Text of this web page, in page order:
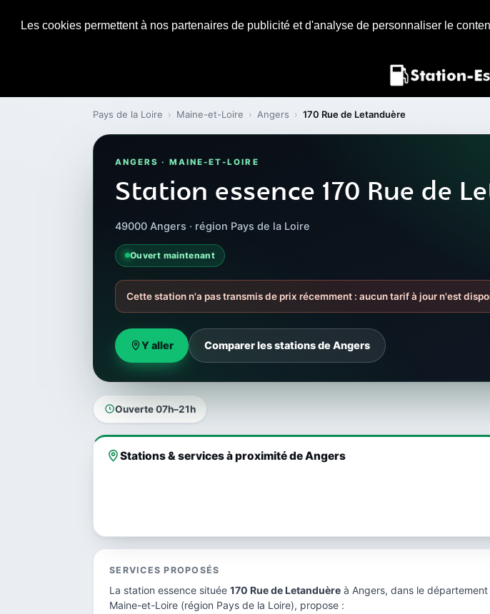
Les cookies permettent à nos partenaires de publicité et d'analyse de personnaliser le
Pays de la Loire › Maine-et-Loire › Angers › 170 Rue de Letanduère
ANGERS · MAINE-ET-LOIRE
Station essence 170 Rue de
49000 Angers · région Pays de la Loire
Ouvert maintenant
Cette station n'a pas transmis de prix récemment : aucun tarif à jour n'est
Y aller Comparer les stations de Angers
Ouverte 07h–21h
Stations & services à proximité de Angers
SERVICES PROPOSÉS
La station essence située 170 Rue de Letanduère à Angers, dans le département
Maine-et-Loire (région Pays de la Loire), propose :